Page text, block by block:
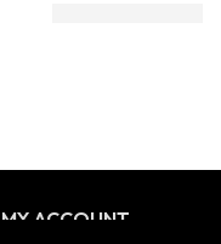
MY ACCOUNT